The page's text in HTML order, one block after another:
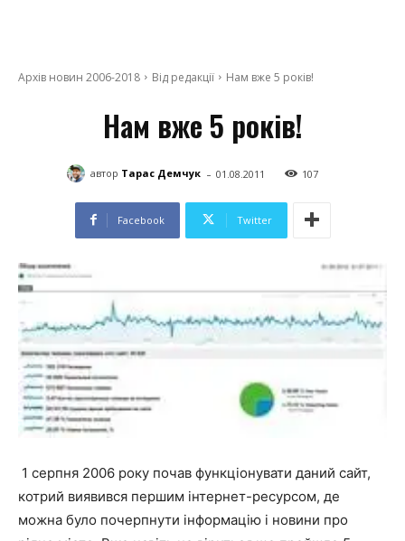
Архів новин 2006-2018 Від редакції Нам вже 5 років!
Нам вже 5 років!
автор Тарас Демчук - 01.08.2011 107
Facebook Twitter
1 серпня 2006 року почав функціонувати даний сайт,
котрий виявився першим інтернет-ресурсом, де
можна було почерпнути інформацію і новини про